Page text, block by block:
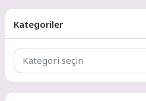
Kategoriler